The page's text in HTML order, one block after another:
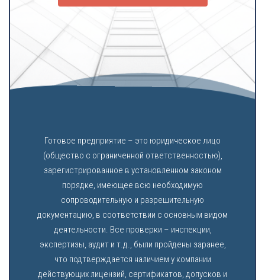
Готовое предприятие – это юридическое лицо
(общество с ограниченной ответственностью),
зарегистрированное в установленном законом
порядке, имеющее всю необходимую
сопроводительную и разрешительную
документацию, в соответствии с основным видом
деятельности. Все проверки – инспекции,
экспертизы, аудит и т.д., были пройдены заранее,
что подтверждается наличием у компании
действующих лицензий, сертификатов, допусков и